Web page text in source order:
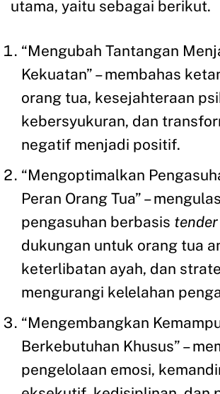
utama, yaitu sebagai berikut.
“Mengubah Tantangan
Kekuatan” – membahas
orang tua, kesejahteraan
kebersyukuran, dan
negatif menjadi positif.
“Mengoptimalkan
Peran Orang Tua” – mengulas
pengasuhan berbasis
dukungan untuk orang tua
keterlibatan ayah, dan
mengurangi kelelahan
“Mengembangkan
Berkebutuhan Khusus” –
pengelolaan emosi,